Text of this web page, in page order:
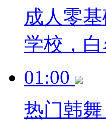
成人零
学校，
01:00
热门韩